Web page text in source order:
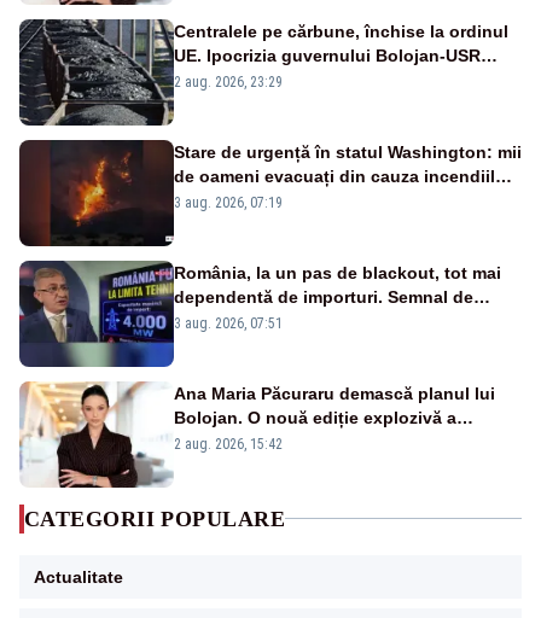
Centralele pe cărbune, închise la ordinul
UE. Ipocrizia guvernului Bolojan-USR
după starea de alertă
2 aug. 2026, 23:29
Stare de urgență în statul Washington: mii
de oameni evacuați din cauza incendiilor
puternice de vegetație
3 aug. 2026, 07:19
România, la un pas de blackout, tot mai
dependentă de importuri. Semnal de
alarmă tras de un expert în energie
3 aug. 2026, 07:51
Ana Maria Păcuraru demască planul lui
Bolojan. O nouă ediție explozivă a
emisiunii „Miza Zilei” la Realitatea PLUS
2 aug. 2026, 15:42
CATEGORII POPULARE
Actualitate